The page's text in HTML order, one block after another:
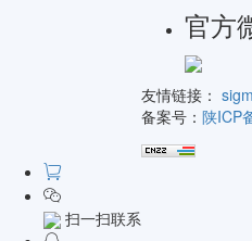
官方
友情链接：
备案号： 陕ICP
扫一扫联系